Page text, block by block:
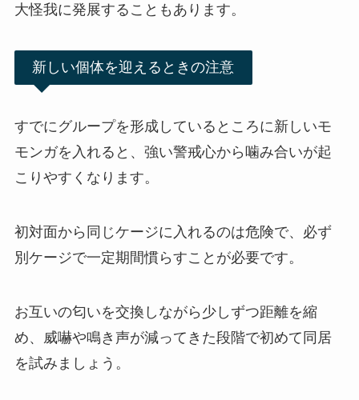
大怪我に発展することもあります。
新しい個体を迎えるときの注意
すでにグループを形成しているところに新しいモ
モンガを入れると、強い警戒心から噛み合いが起
こりやすくなります。
初対面から同じケージに入れるのは危険で、必ず
別ケージで一定期間慣らすことが必要です。
お互いの匂いを交換しながら少しずつ距離を縮
め、威嚇や鳴き声が減ってきた段階で初めて同居
を試みましょう。